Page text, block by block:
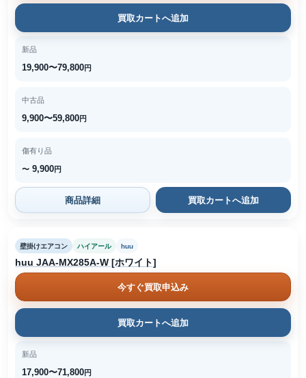
買取カートへ追加
新品
19,900〜79,800円
中古品
9,900〜59,800円
傷有り品
〜 9,900円
商品詳細 買取カートへ追加
壁掛けエアコン ハイアール huu
huu JAA-MX285A-W [ホワイト]
今すぐ買取申込み
買取カートへ追加
新品
17,900〜71,800円